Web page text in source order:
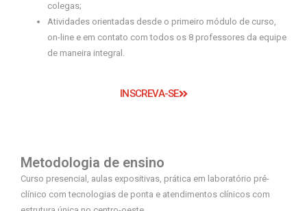
colegas;
Atividades orientadas desde o primeiro módulo de curso,
on-line e em contato com todos os 8 professores da equipe
de maneira integral.
INSCREVA-SE
Metodologia de ensino
Curso presencial, aulas expositivas, prática em laboratório pré-
clínico com tecnologias de ponta e atendimentos clínicos com